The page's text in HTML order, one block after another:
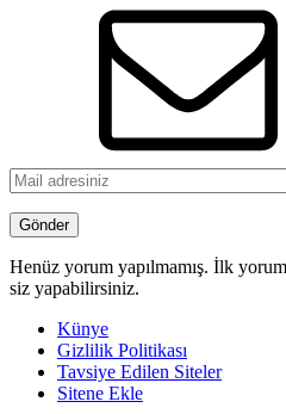
Henüz yorum yapılmamış. İlk
siz yapabilirsiniz.
Künye
Gizlilik Politikası
Tavsiye Edilen Siteler
Sitene Ekle